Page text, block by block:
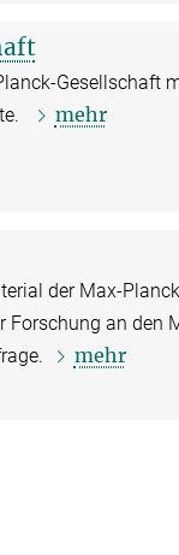
Gesellschaft
mehr
der Max-
Forschung an den
mehr